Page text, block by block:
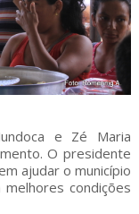
e Zé Maria
O presidente
ajudar o município
condições